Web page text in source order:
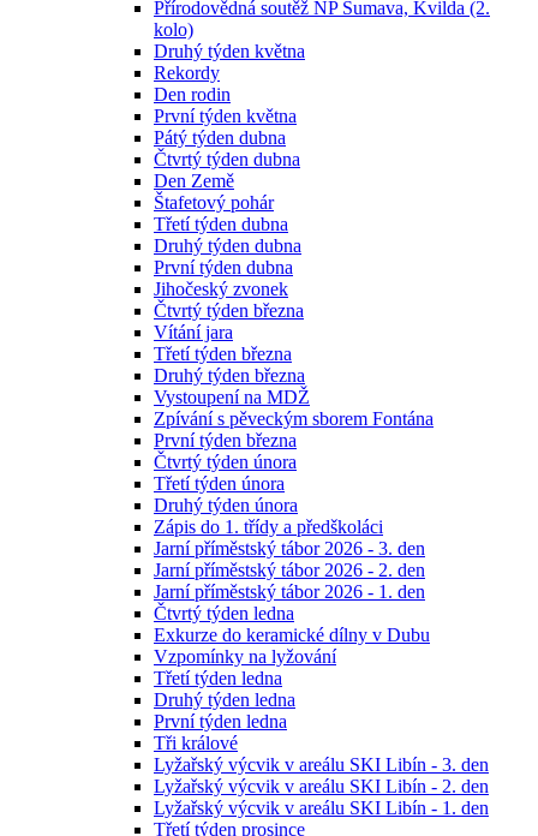
Přírodovědná soutěž NP Šumava, Kvilda (2.
kolo)
Druhý týden května
Rekordy
Den rodin
První týden května
Pátý týden dubna
Čtvrtý týden dubna
Den Země
Štafetový pohár
Třetí týden dubna
Druhý týden dubna
První týden dubna
Jihočeský zvonek
Čtvrtý týden března
Vítání jara
Třetí týden března
Druhý týden března
Vystoupení na MDŽ
Zpívání s pěveckým sborem Fontána
První týden března
Čtvrtý týden února
Třetí týden února
Druhý týden února
Zápis do 1. třídy a předškoláci
Jarní příměstský tábor 2026 - 3. den
Jarní příměstský tábor 2026 - 2. den
Jarní příměstský tábor 2026 - 1. den
Čtvrtý týden ledna
Exkurze do keramické dílny v Dubu
Vzpomínky na lyžování
Třetí týden ledna
Druhý týden ledna
První týden ledna
Tři králové
Lyžařský výcvik v areálu SKI Libín - 3. den
Lyžařský výcvik v areálu SKI Libín - 2. den
Lyžařský výcvik v areálu SKI Libín - 1. den
Třetí týden prosince